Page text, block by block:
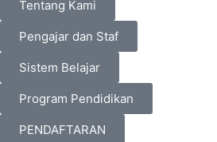
Tentang Kami
Pengajar dan Staf
Sistem Belajar
Program Pendidikan
PENDAFTARAN